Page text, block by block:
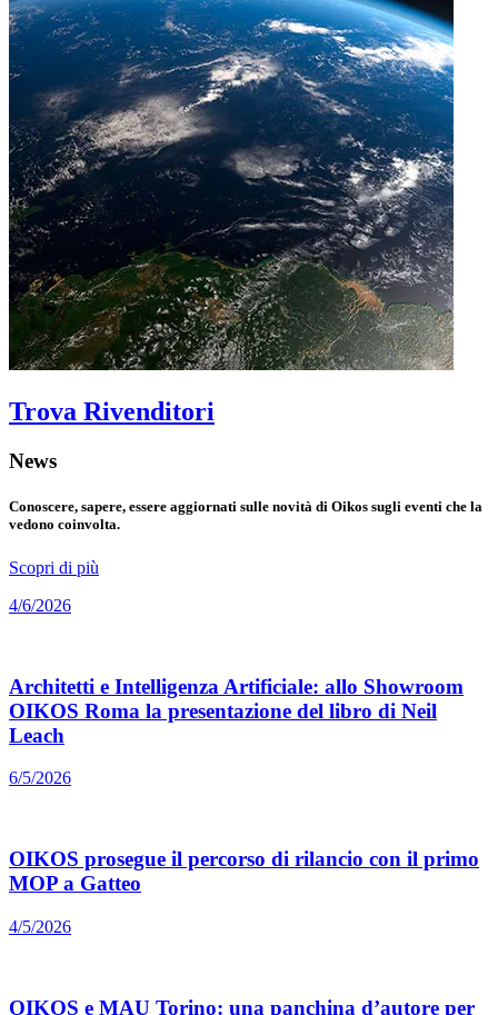
Trova Rivenditori
News
Conoscere, sapere, essere aggiornati sulle novità di Oikos sugli eventi che la
vedono coinvolta.
Scopri di più
4/6/2026
Architetti e Intelligenza Artificiale: allo Showroom
OIKOS Roma la presentazione del libro di Neil
Leach
6/5/2026
OIKOS prosegue il percorso di rilancio con il primo
MOP a Gatteo
4/5/2026
OIKOS e MAU Torino: una panchina d’autore per